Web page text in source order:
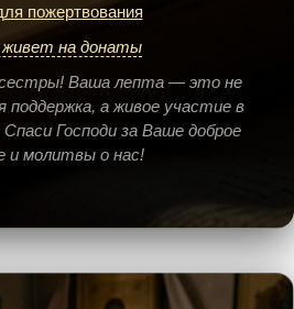
пожертвования
на донаты
Ваша лепта — это не
поддержка, а живое участие в
Господи за Ваше доброе
и молитвы о нас!